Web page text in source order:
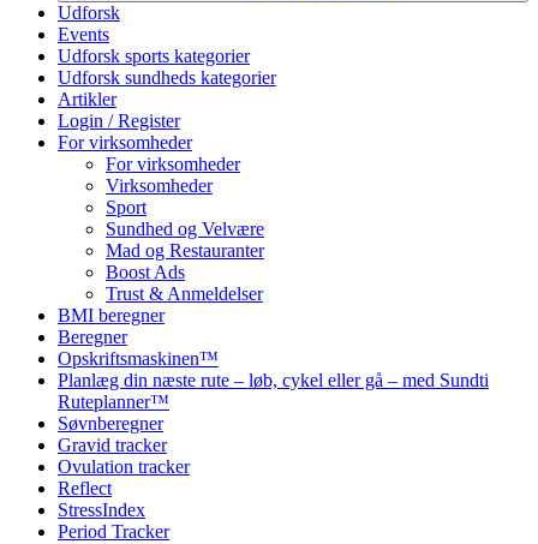
Udforsk
Events
Udforsk sports kategorier
Udforsk sundheds kategorier
Artikler
Login / Register
For virksomheder
For virksomheder
Virksomheder
Sport
Sundhed og Velvære
Mad og Restauranter
Boost Ads
Trust & Anmeldelser
BMI beregner
Beregner
Opskriftsmaskinen™
Planlæg din næste rute – løb, cykel eller gå – med Sundti
Ruteplanner™
Søvnberegner
Gravid tracker
Ovulation tracker
Reflect
StressIndex
Period Tracker